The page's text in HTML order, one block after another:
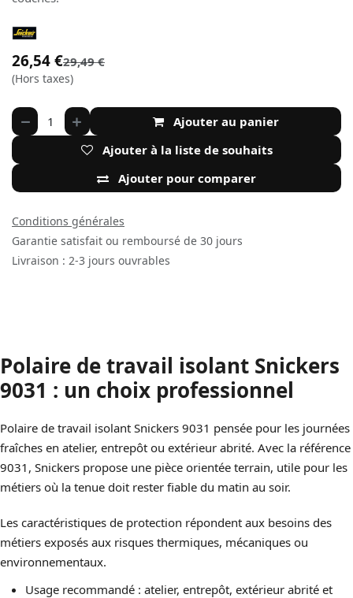
26,54 €29,49€
(Hors taxes)
Ajouter au panier
Ajouter pour comparer
Ajouter à la liste de souhaits
Conditions générales
Garantie satisfait ou remboursé de 30 jours
Livraison : 2-3 jours ouvrables
Polaire de travail isolant Snickers
9031 : un choix professionnel
Polaire de travail isolant Snickers 9031 pensée pour les journées
fraîches en atelier, entrepôt ou extérieur abrité. Avec la référence
9031, Snickers propose une pièce orientée terrain, utile pour les
métiers où la tenue doit rester fiable du matin au soir.
Les caractéristiques de protection répondent aux besoins des
métiers exposés aux risques thermiques, mécaniques ou
environnementaux.
Usage recommandé : atelier, entrepôt, extérieur abrité et